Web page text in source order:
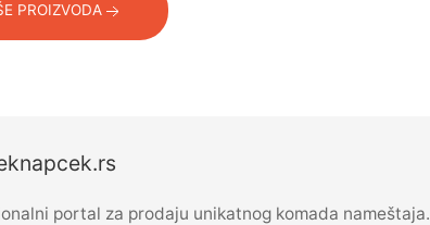
PROIZVODA
portal za prodaju unikatnog komada nameštaja.